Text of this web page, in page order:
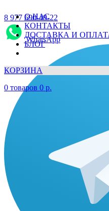
О НАС
КОНТАКТЫ
ДОСТАВКА И
БЛОГ
КОРЗИНА
0 товаров 0 р.
8 977 690-49-22
WhatsApp